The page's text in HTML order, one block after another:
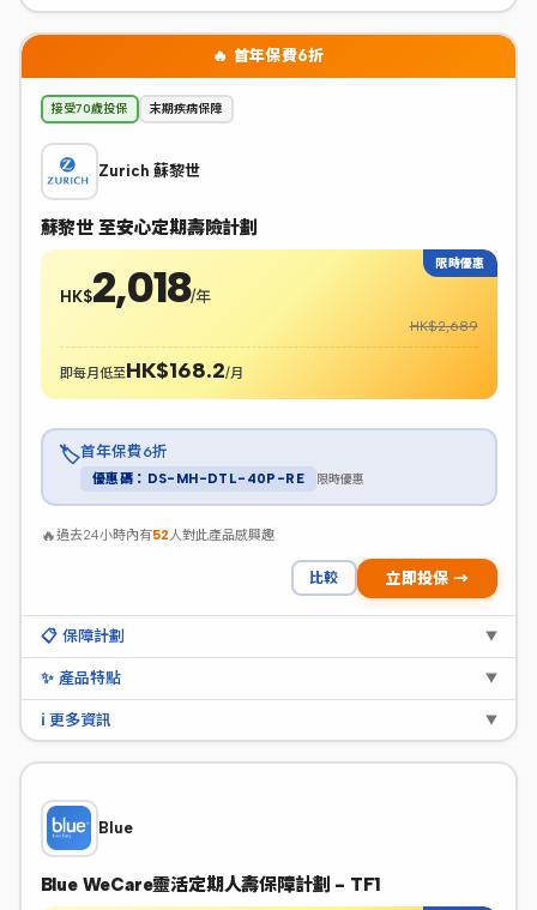
🔥 首年保費6折
接受70歲投保 末期疾病保障
Zurich 蘇黎世
蘇黎世 至安心定期壽險計劃
限時優惠
HK$2,018/年
HK$2,689
即每月低至HK$168.2/月
🏷️首年保費6折
優惠碼：DS-MH-DTL-40P-RE 限時優惠
🔥過去24小時內有52人對此產品感興趣
比較 立即投保 →
📋 保障計劃 ▼
✨ 產品特點 ▼
ℹ️ 更多資訊 ▼
Blue
Blue WeCare靈活定期人壽保障計劃 - TF1